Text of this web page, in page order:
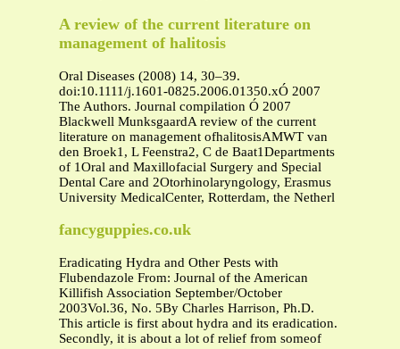
A review of the current literature on
management of halitosis
Oral Diseases (2008) 14, 30–39.
doi:10.1111/j.1601-0825.2006.01350.xÓ 2007
The Authors. Journal compilation Ó 2007
Blackwell MunksgaardA review of the current
literature on management ofhalitosisAMWT van
den Broek1, L Feenstra2, C de Baat1Departments
of 1Oral and Maxillofacial Surgery and Special
Dental Care and 2Otorhinolaryngology, Erasmus
University MedicalCenter, Rotterdam, the Netherl
fancyguppies.co.uk
Eradicating Hydra and Other Pests with
Flubendazole From: Journal of the American
Killifish Association September/October
2003Vol.36, No. 5By Charles Harrison, Ph.D.
This article is first about hydra and its eradication.
Secondly, it is about a lot of relief from someof